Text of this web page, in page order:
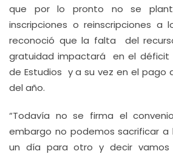
que por lo pronto no se
inscripciones o reinscripciones a
reconoció que la falta del
gratuidad impactará en el déficit
de Estudios y a su vez en el pago
del año.
“Todavía no se firma el
embargo no podemos sacrificar
un día para otro y decir vamos